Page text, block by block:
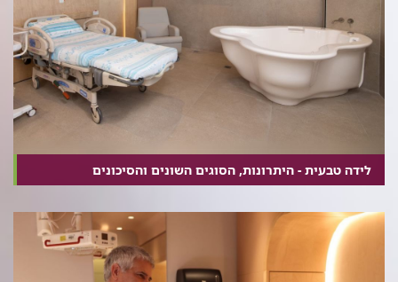
לידה טבעית - היתרונות, הסוגים השונים והסיכונים